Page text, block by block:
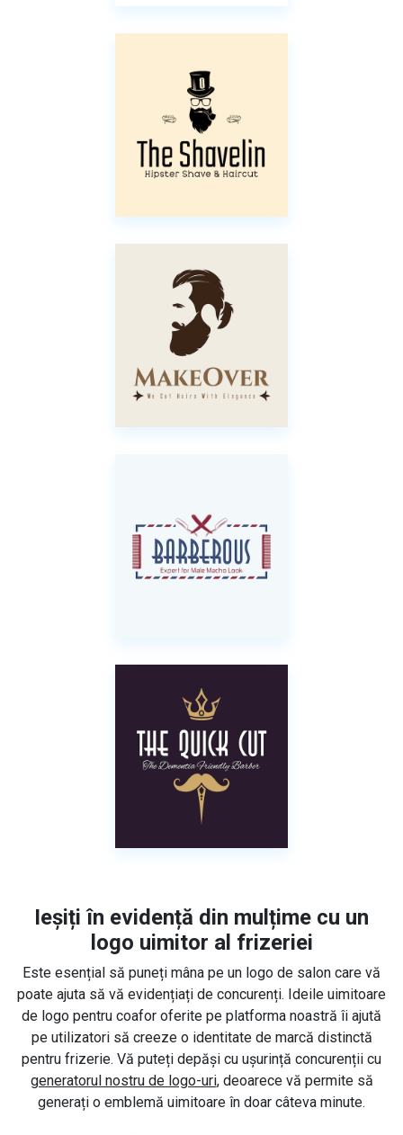
Ieșiți în evidență din mulțime cu un
logo uimitor al frizeriei
Este esențial să puneți mâna pe un logo de salon care vă
poate ajuta să vă evidențiați de concurenți. Ideile uimitoare
de logo pentru coafor oferite pe platforma noastră îi ajută
pe utilizatori să creeze o identitate de marcă distinctă
pentru frizerie. Vă puteți depăși cu ușurință concurenții cu
generatorul nostru de logo-uri, deoarece vă permite să
generați o emblemă uimitoare în doar câteva minute.